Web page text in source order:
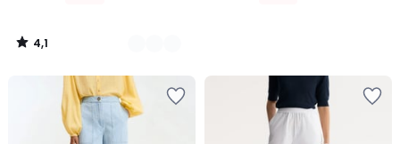
79,99
€
applicato.
4,1
/